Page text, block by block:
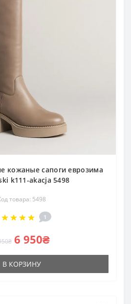
кожаные сапоги еврозима
k111-akacja 5498
товара: 5498
1
6 950₴
В КОРЗИНУ